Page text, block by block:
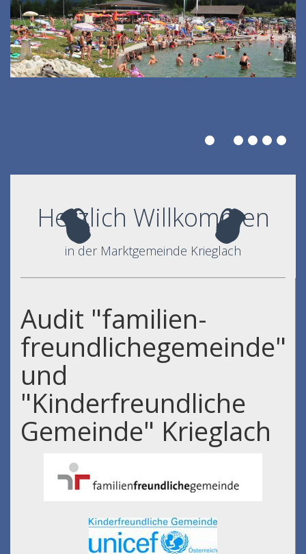
Herzlich Willkommen
in der Marktgemeinde Krieglach
Audit "familien-
freundlichegemeinde"
und
"Kinderfreundliche
Gemeinde" Krieglach